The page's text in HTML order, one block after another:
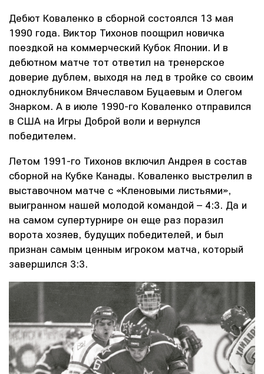
Дебют Коваленко в сборной состоялся 13 мая
1990 года. Виктор Тихонов поощрил новичка
поездкой на коммерческий Кубок Японии. И в
дебютном матче тот ответил на тренерское
доверие дублем, выходя на лед в тройке со своим
одноклубником Вячеславом Буцаевым и Олегом
Знарком. А в июле 1990-го Коваленко отправился
в США на Игры Доброй воли и вернулся
победителем.
Летом 1991-го Тихонов включил Андрея в состав
сборной на Кубке Канады. Коваленко выстрелил в
выставочном матче с «Кленовыми листьями»,
выигранном нашей молодой командой – 4:3. Да и
на самом супертурнире он еще раз поразил
ворота хозяев, будущих победителей, и был
признан самым ценным игроком матча, который
завершился 3:3.